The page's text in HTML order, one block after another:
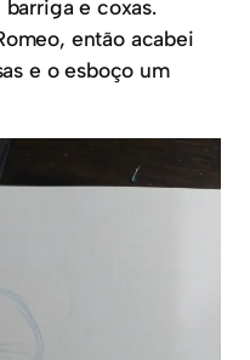
e coxas.
então acabei
e o esboço um